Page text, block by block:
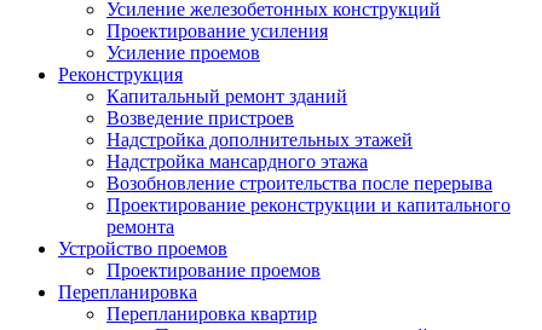
Усиление железобетонных конструкций
Проектирование усиления
Усиление проемов
Реконструкция
Капитальный ремонт зданий
Возведение пристроев
Надстройка дополнительных этажей
Надстройка мансардного этажа
Возобновление строительства после перерыва
Проектирование реконструкции и капитального
ремонта
Устройство проемов
Проектирование проемов
Перепланировка
Перепланировка квартир